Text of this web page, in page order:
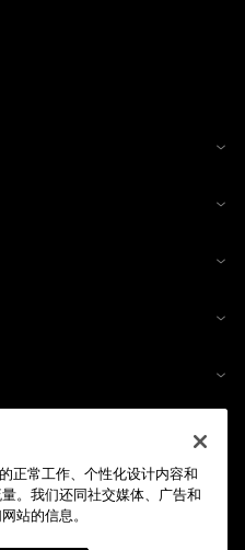
正常工作、个性化设计内容和
。我们还同社交媒体、广告和
站的信息。